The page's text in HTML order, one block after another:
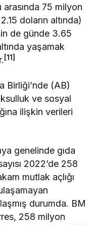
75 milyon
doların altında)
de günde 3.65
yaşamak
[11]
Birliği’nde (AB)
ve sosyal
ilişkin verileri
genelinde gıda
2022’de 258
mutlak açlığı
durumda. BM
258 milyon